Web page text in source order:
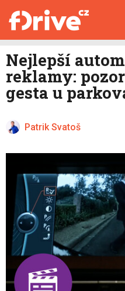
KATALOG
MAPA STANIC
DALŠÍ
HYBRIDY
E-MOTORSPORT
OSTATNÍ
Facebook
Nejlepší
reklamy:
gesta u
Patrik Svatoš